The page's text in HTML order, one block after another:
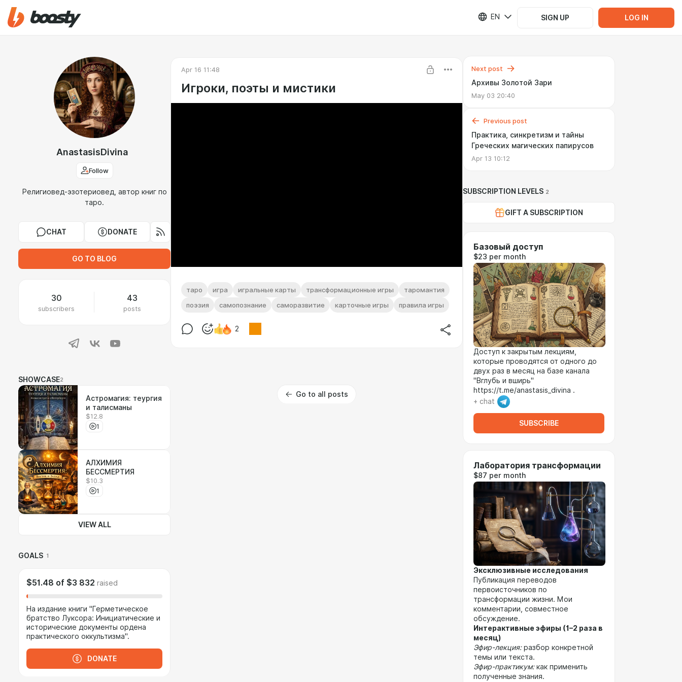
EN SIGN UP LOG IN
AnastasisDivina
Follow
Религиовед-эзотериовед, автор книг по
таро.
CHAT DONATE
GO TO BLOG
30
subscribers
43
posts
SHOWCASE2
Астромагия: теургия
и талисманы
$12.8
1
АЛХИМИЯ
БЕССМЕРТИЯ
$10.3
1
VIEW ALL
GOALS 1
$51.48 of $3 832 raised
На издание книги "Герметическое
братство Луксора: Инициатические и
исторические документы ордена
практического оккультизма".
DONATE
Apr 16 11:48
Игроки, поэты и мистики
таро игра игральные карты трансформационные игры
таромантия
поэзия
самопознание саморазвитие карточные игры правила игры
2
Go to all posts
Next post
Архивы Золотой Зари
May 03 20:40
Previous post
Практика, синкретизм и тайны
Греческих магических папирусов
Apr 13 10:12
SUBSCRIPTION LEVELS 2
GIFT A SUBSCRIPTION
Базовый доступ
$23 per month
Доступ к закрытым лекциям,
которые проводятся от одного до
двух раз в месяц на базе канала
"Вглубь и вширь"
https://t.me/anastasis_divina .
+ chat
SUBSCRIBE
Лаборатория трансформации
$87 per month
Эксклюзивные исследования
Публикация переводов
первоисточников по
трансформации жизни. Мои
комментарии, совместное
обсуждение.
Интерактивные эфиры (1–2 раза в
месяц)
Эфир-лекция:разбор конкретной
темы или текста.
Эфир-практикум:как применить
полученные знания.